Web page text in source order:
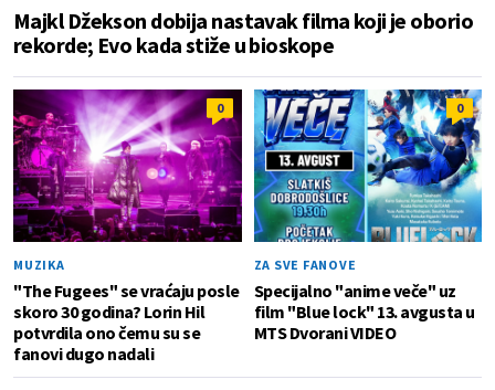
Majkl Džekson dobija nastavak filma koji je oborio
rekorde; Evo kada stiže u bioskope
0
MUZIKA
"The Fugees" se vraćaju posle
skoro 30 godina? Lorin Hil
potvrdila ono čemu su se
fanovi dugo nadali
0
ZA SVE FANOVE
Specijalno "anime veče" uz
film "Blue lock" 13. avgusta u
MTS Dvorani VIDEO